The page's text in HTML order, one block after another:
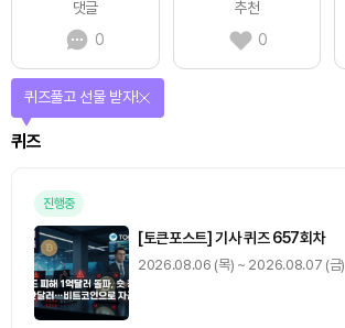
댓글
0
추천
0
퀴즈
퀴즈풀고 선물 받자!
진행중
[토큰포스트] 기사 퀴즈 657회차
2026.08.06 (목) ~ 2026.08.07 (금)